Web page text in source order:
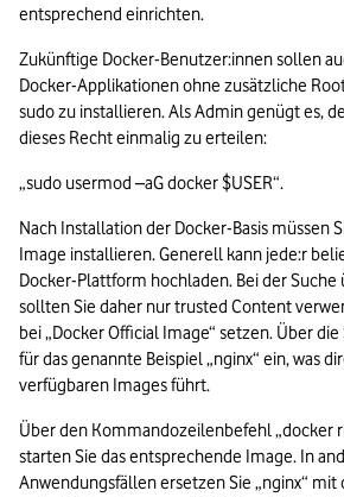
entsprechend einrichten.
Zukünftige Docker-Benutzer:innen sollen
Docker-Applikationen ohne zusätzliche
sudo zu installieren. Als Admin genügt es,
dieses Recht einmalig zu erteilen:
„sudo usermod –aG docker $USER“.
Nach Installation der Docker-Basis müssen
Image installieren. Generell kann jede:r
Docker-Plattform hochladen. Bei der Suche
sollten Sie daher nur trusted Content
bei „Docker Official Image“ setzen. Über
für das genannte Beispiel „nginx“ ein, was
verfügbaren Images führt.
Über den Kommandozeilenbefehl „docker
starten Sie das entsprechende Image. In
Anwendungsfällen ersetzen Sie „nginx“ mit